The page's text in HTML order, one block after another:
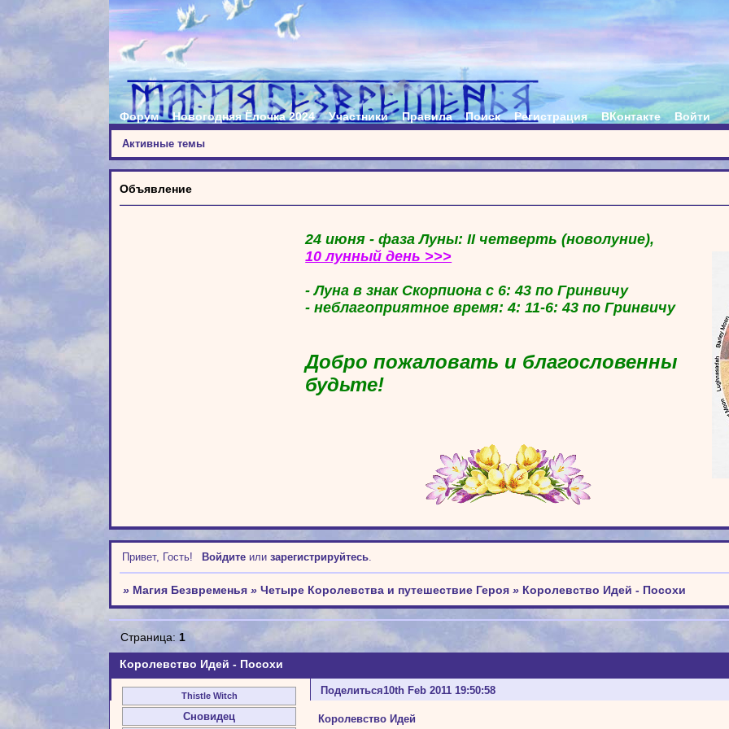
Форум Новогодняя Ёлочка 2024 Участники Правила Поиск Регистрация ВКонтакте Войти
Активные темы
Объявление
24 июня - фаза Луны: II четверть (новолуние),
10 лунный день >>>
- Луна в знак Скорпиона с 6: 43 по Гринвичу
- неблагоприятное время: 4: 11-6: 43 по Гринвичу
Добро пожаловать и благословенны
будьте!
Привет, Гость! Войдитеили зарегистрируйтесь.
» Магия Безвременья »Четыре Королевства и путешествие Героя » Королевство Идей - Посохи
Королевство Идей - Посохи
Страница: 1
Поделиться10th Feb 2011 19:50:58
Thistle Witch
Сновидец Королевство Идей